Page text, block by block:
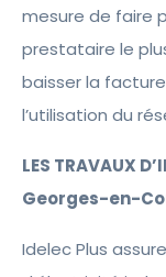
mesure de faire
prestataire le
baisser la
l’utilisation du
LES TRAVAUX
Georges-en-
Idelec Plus